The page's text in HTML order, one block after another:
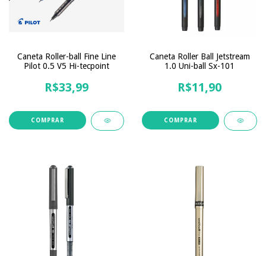
Caneta Roller-ball Fine Line
Pilot 0.5 V5 Hi-tecpoint
R$33,99
COMPRAR
Caneta Roller Ball Jetstream
1.0 Uni-ball Sx-101
R$11,90
COMPRAR